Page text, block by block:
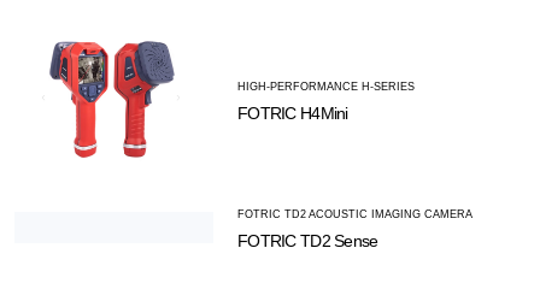
HIGH-PERFORMANCE H-SERIES
FOTRIC H4Mini
FOTRIC TD2 ACOUSTIC IMAGING CAMERA
FOTRIC TD2 Sense